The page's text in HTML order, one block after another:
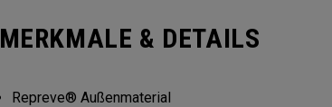
MERKMALE & DETAILS
Repreve® Außenmaterial